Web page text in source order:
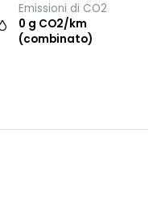
Emissioni di CO2
0 g CO2/km
(combinato)